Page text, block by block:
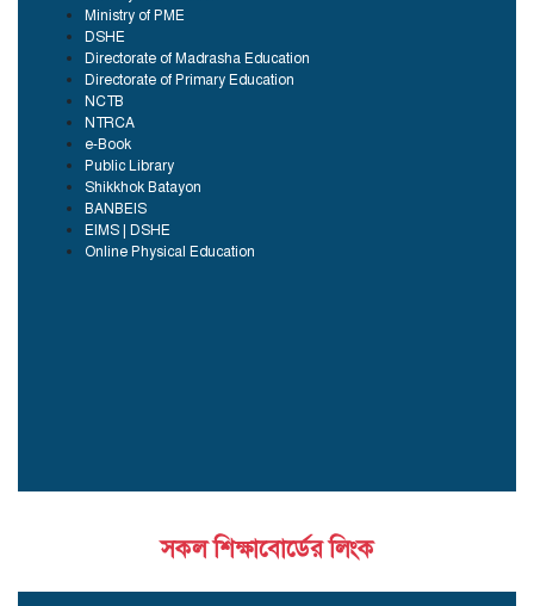
Ministry of PME
DSHE
Directorate of Madrasha Education
Directorate of Primary Education
NCTB
NTRCA
e-Book
Public Library
Shikkhok Batayon
BANBEIS
EIMS | DSHE
Online Physical Education
সকল শিক্ষাবোর্ডের লিংক